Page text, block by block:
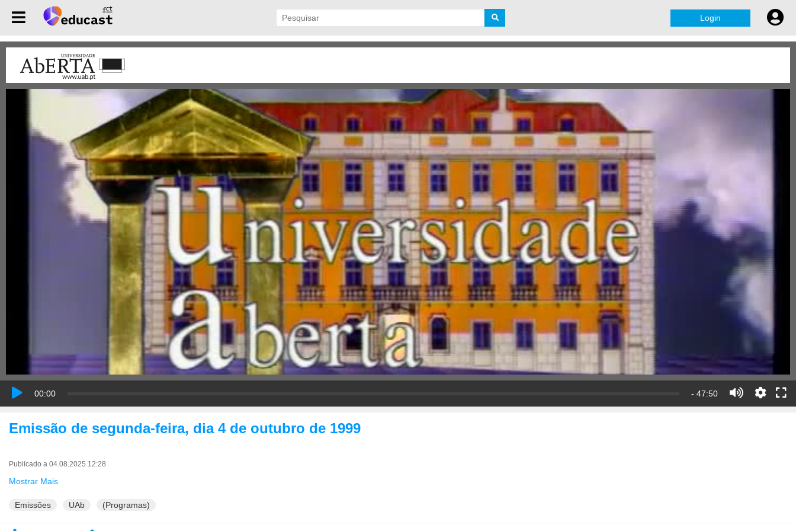
Login
00:00 - 47:50
Emissão de segunda-feira, dia 4 de outubro de 1999
Publicado a 04.08.2025 12:28
Mostrar Mais
Emissões UAb (Programas)